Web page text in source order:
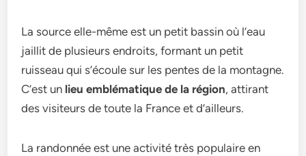
La source elle-même est un petit bassin où l’eau
jaillit de plusieurs endroits, formant un petit
ruisseau qui s’écoule sur les pentes de la montagne.
C’est un lieu emblématique de la région, attirant
des visiteurs de toute la France et d’ailleurs.
La randonnée est une activité très populaire en